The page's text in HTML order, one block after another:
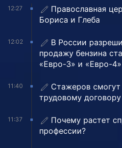
12:27
Православная
Бориса и Глеба
12:02
В России
продажу бензина
«Евро-3» и «Евро-
11:40
Стажеров
трудовому договору
11:37
Почему растет
профессии?